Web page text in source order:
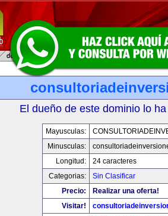
El dueño de este dominio lo
Mayusculas:
Minusculas:
Longitud:
24 caracteres
Categorias:
Sin Clasificar
Precio:
Realizar una oferta!
Visitar!